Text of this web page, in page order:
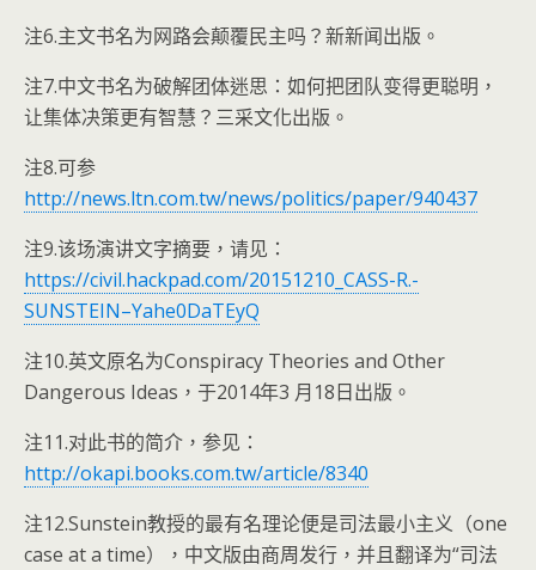
注6.主文书名为网路会颠覆民主吗？新新闻出版。
注7.中文书名为破解团体迷思：如何把团队变得更聪明，
让集体决策更有智慧？三采文化出版。
注8.可参
http://news.ltn.com.tw/news/politics/paper/940437
注9.该场演讲文字摘要，请见：
https://civil.hackpad.com/20151210_CASS-R.-
SUNSTEIN–Yahe0DaTEyQ
注10.英文原名为Conspiracy Theories and Other
Dangerous Ideas，于2014年3 月18日出版。
注11.对此书的简介，参见：
http://okapi.books.com.tw/article/8340
注12.Sunstein教授的最有名理论便是司法最小主义（one
case at a time），中文版由商周发行，并且翻译为“司法